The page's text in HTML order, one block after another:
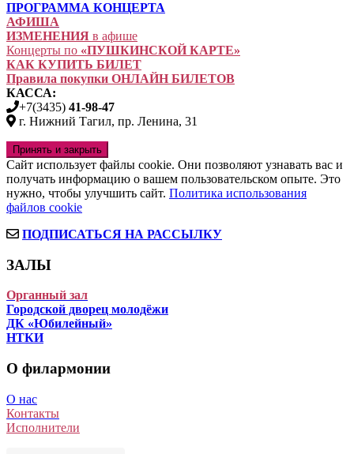
ПРОГРАММА КОНЦЕРТА
АФИША
ИЗМЕНЕНИЯ в афише
Концерты по «ПУШКИНСКОЙ КАРТЕ»
КАК КУПИТЬ БИЛЕТ
Правила покупки ОНЛАЙН БИЛЕТОВ
КАССА:
+7(3435) 41-98-47
г. Нижний Тагил, пр. Ленина, 31
Сайт использует файлы cookie. Они позволяют узнавать вас и
получать информацию о вашем пользовательском опыте. Это
нужно, чтобы улучшить сайт. Политика использования
файлов cookie
ПОДПИСАТЬСЯ НА РАССЫЛКУ
ЗАЛЫ
Органный зал
Городской дворец молодёжи
ДК «Юбилейный»
НТКИ
О филармонии
О нас
Контакты
Исполнители